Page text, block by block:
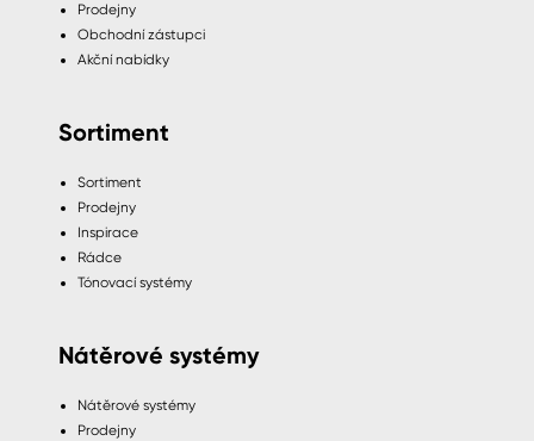
Prodejny
Obchodní zástupci
Akční nabídky
Sortiment
Sortiment
Prodejny
Inspirace
Rádce
Tónovací systémy
Nátěrové systémy
Nátěrové systémy
Prodejny